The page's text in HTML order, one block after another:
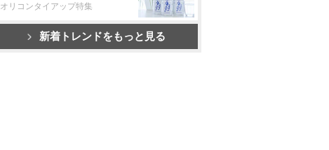
オリコンタイアップ特集
新着トレンドをもっと見る